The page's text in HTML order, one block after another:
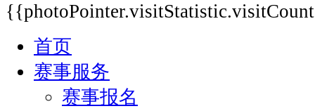
首页
赛事服务
赛事报名